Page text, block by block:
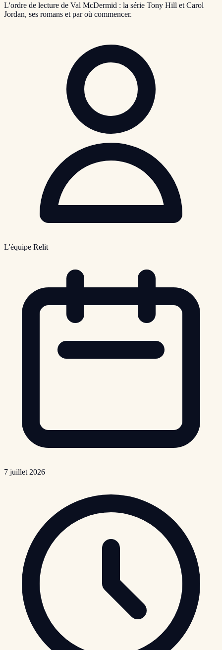
L'ordre de lecture de Val McDermid : la série Tony Hill et Carol
Jordan, ses romans et par où commencer.
L'équipe Relit
7 juillet 2026